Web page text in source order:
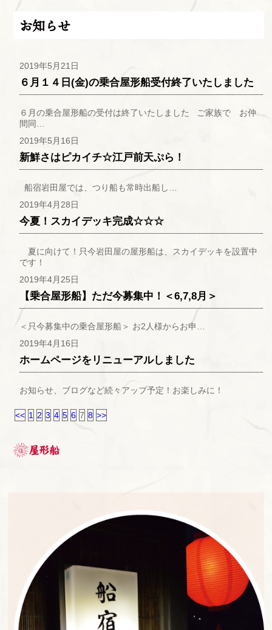
お知らせ
2019年5月21日
６月１４日(金)の乗合屋形船受付終了いたしました
６月の乗合屋形船の受付は終了いたしました ご家族で お仲
間同…
2019年5月16日
新鮮さはピカイチ☆江戸前天ぷら！
船宿岩田屋では、つり船も常時出船し…
2019年4月28日
今夏！スカイデッキ完成☆☆☆
夏に向けて！只今岩田屋の屋形船は、スカイデッキを設置中
です！
2019年4月25日
【乗合屋形船】ただ今募集中！＜6,7,8月＞
＜只今募集中の乗合屋形船＞ お2人様からお申…
2019年4月16日
ホームページをリニューアルしました
お知らせ、ブログなど続々アップ予定！お楽しみに！
<< 1 2 3 4 5 6 7 8 >>